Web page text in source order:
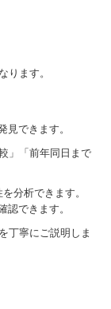
ります。
見できます。
」「前年同日まで
分析できます。
認できます。
丁寧にご説明しま